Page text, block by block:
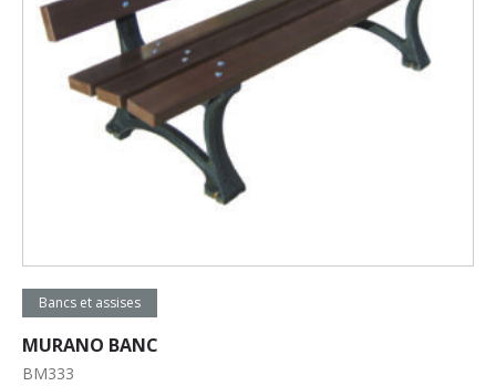
Lire la suite
Bancs et assises
MURANO BANC
BM333